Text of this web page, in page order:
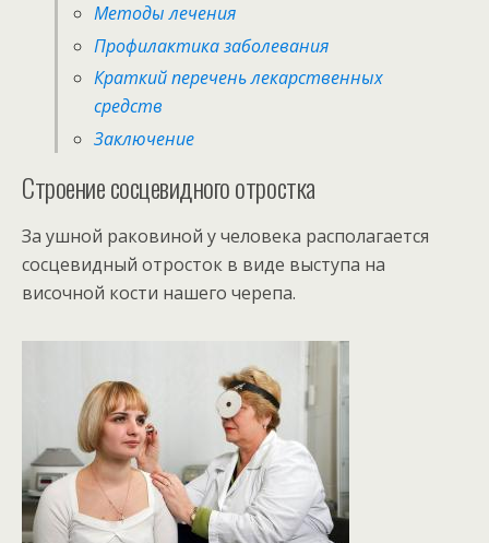
Методы лечения
Профилактика заболевания
Краткий перечень лекарственных
средств
Заключение
Строение сосцевидного отростка
За ушной раковиной у человека располагается
сосцевидный отросток в виде выступа на
височной кости нашего черепа.